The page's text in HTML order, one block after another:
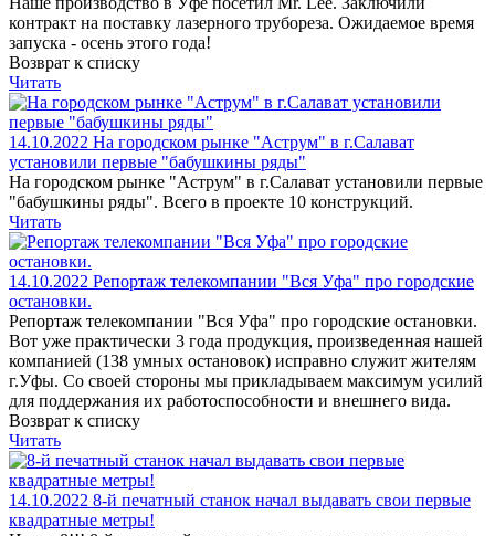
контракт на поставку лазерного трубореза. Ожидаемое время
запуска - осень этого года!
Возврат к списку
Читать
14.10.2022 На городском рынке "Аструм" в г.Салават
установили первые "бабушкины ряды"
На городском рынке "Аструм" в г.Салават установили первые
"бабушкины ряды". Всего в проекте 10 конструкций.
Читать
14.10.2022 Репортаж телекомпании "Вся Уфа" про городские
остановки.
Репортаж телекомпании "Вся Уфа" про городские остановки.
Вот уже практически 3 года продукция, произведенная нашей
компанией (138 умных остановок) исправно служит жителям
г.Уфы. Со своей стороны мы прикладываем максимум усилий
для поддержания их работоспособности и внешнего вида.
Возврат к списку
Читать
14.10.2022 8-й печатный станок начал выдавать свои первые
квадратные метры!